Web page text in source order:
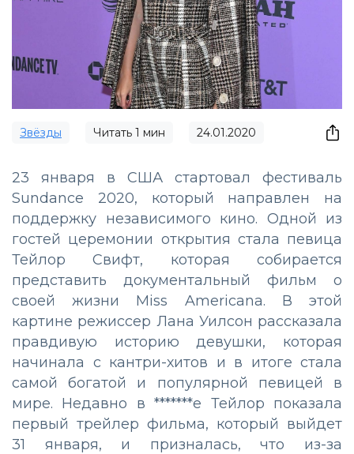
Звёзды Читать 1 мин 24.01.2020
23 января в США стартовал фестиваль
Sundance 2020, который направлен на
поддержку независимого кино. Одной из
гостей церемонии открытия стала певица
Тейлор Свифт, которая собирается
представить документальный фильм о
своей жизни Miss Americana. В этой
картине режиссер Лана Уилсон рассказала
правдивую историю девушки, которая
начинала с кантри-хитов и в итоге стала
самой богатой и популярной певицей в
мире. Недавно в *******е Тейлор показала
первый трейлер фильма, который выйдет
31 января, и призналась, что из-за